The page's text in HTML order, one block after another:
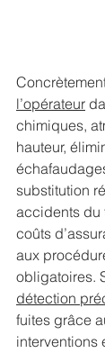
l’opérateur
chimiques,
hauteur,
substitution
accidents du
coûts
aux
obligatoires.
détection
fuites grâce
interventions